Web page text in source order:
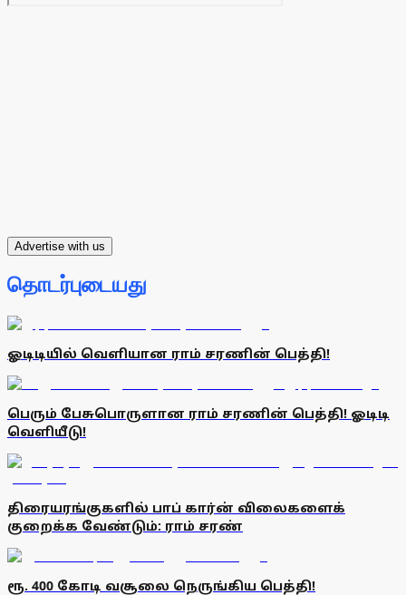
Advertise with us
தொடர்புடையது
ஓடிடியில் வெளியான ராம் சரணின் பெத்தி!
பெரும் பேசுபொருளான ராம் சரணின் பெத்தி! ஓடிடி
வெளியீடு!
திரையரங்குகளில் பாப் கார்ன் விலைகளைக்
குறைக்க வேண்டும்: ராம் சரண்
ரூ. 400 கோடி வசூலை நெருங்கிய பெத்தி!